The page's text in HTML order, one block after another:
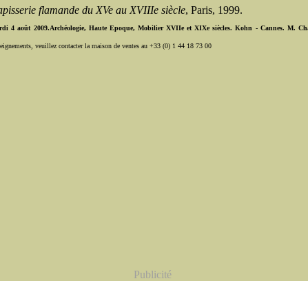
flamande du XVe au XVIIIe siècle, Paris, 1999.
4 août 2009.Archéologie, Haute Epoque, Mobilier XVIIe et XIXe siècles. Kohn - Cannes. M.
veuillez contacter la maison de ventes au +33 (0) 1 44 18 73 00
Publicité